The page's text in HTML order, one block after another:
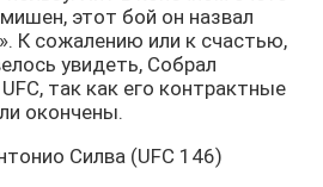
этот бой он назвал
К сожалению или к счастью,
увидеть, Собрал
так как его контрактные
окончены.
Силва (UFC 146)